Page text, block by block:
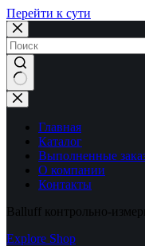
Перейти к сути
Ничего
не
найденоГлавная
Каталог
Выполненные
О компании
Контакты
Balluff контрольно-
Explore Shop